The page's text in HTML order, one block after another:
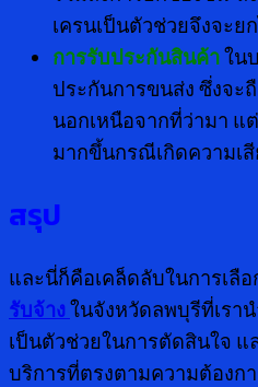
เครนเป็นตัวช่วยจึงจะย
การรับประกันสินค้าใน
ประกันการขนส่ง ซึ่งจะ
นอกเหนือจากที่ว่ามา แ
มากขึ้นกรณีเกิดความเ
สรุป
และนี่ก็คือเคล็ดลับในการเลือ
รับจ้างในจังหวัดลพบุรีที่เรา
เป็นตัวช่วยในการตัดสินใจ แ
บริการที่ตรงตามความต้อง